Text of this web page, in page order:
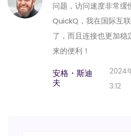
问题，访问速度非常缓
QuickQ，我在国际互
了，而且连接也更加
来的便利！
安格・斯迪
夫
2024
3:12